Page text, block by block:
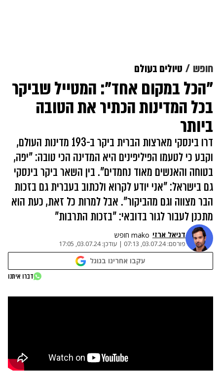
חופש טיולים בעולם
"הכל במקום אחד": המטייל שביקר
בכל המדינות הכתיר את הטובה
ביותר
דרו בינסקי מארצות הברית ביקר ב-193 מדינות העולם,
וקבע כי לטעמו הפיליפינים היא המדינה הכי טובה: "יפה,
בטוחה והאנשים מאוד נחמדים". בין השאר ביקר בינסקי
גם בישראל: "אני יודע לקרוא ולכתוב בעברית גם בזכות
הבר מצווה וגם מהביקור". אבל למרות כל זאת, כעת הוא
מתכנן לעבור לגור בדובאי: "בזכות התרבות"
דניאל ארזי mako חופש
פורסם:03.07.24, 07:13
| עודכן:03.07.24, 17:05
עקבו אחרינו בגוגל
דברו איתנו